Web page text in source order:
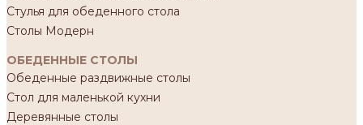
Стулья для обеденного стола
Столы Модерн
ОБЕДЕННЫЕ СТОЛЫ
Обеденные раздвижные столы
Стол для маленькой кухни
Деревянные столы